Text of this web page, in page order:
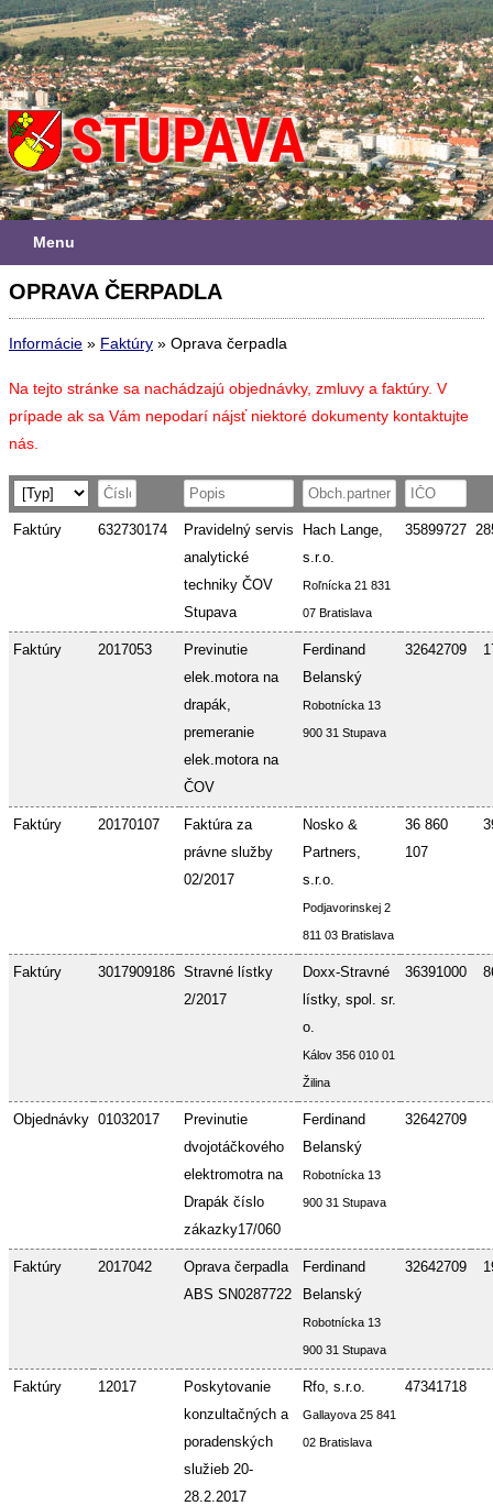
Menu
OPRAVA ČERPADLA
Informácie » Faktúry » Oprava čerpadla
Na tejto stránke sa nachádzajú objednávky, zmluvy a faktúry. V
prípade ak sa Vám nepodarí nájsť niektoré dokumenty kontaktujte
nás.
Faktúry 632730174
Pravidelný servis
analytické
techniky ČOV
Stupava
Hach Lange,
s.r.o.
Roľnícka 21 831
07 Bratislava
35899727
Faktúry 2017053
Previnutie
elek.motora na
drapák,
premeranie
elek.motora na
ČOV
Ferdinand
Belanský
Robotnícka 13
900 31 Stupava
32642709
Faktúry 20170107
Faktúra za
právne služby
02/2017
Nosko &
Partners,
s.r.o.
Podjavorinskej 2
811 03 Bratislava
36 860
107
Faktúry 3017909186 Stravné lístky
2/2017
Doxx-Stravné
lístky, spol. sr.
o.
Kálov 356 010 01
Žilina
36391000
Objednávky 01032017
Previnutie
dvojotáčkového
elektromotra na
Drapák číslo
zákazky17/060
Ferdinand
Belanský
Robotnícka 13
900 31 Stupava
32642709
Faktúry 2017042
Oprava čerpadla
ABS SN0287722
Ferdinand
Belanský
Robotnícka 13
900 31 Stupava
32642709
Faktúry 12017
Poskytovanie
konzultačných a
poradenských
služieb 20-
28.2.2017
Rfo, s.r.o.
Gallayova 25 841
02 Bratislava
47341718